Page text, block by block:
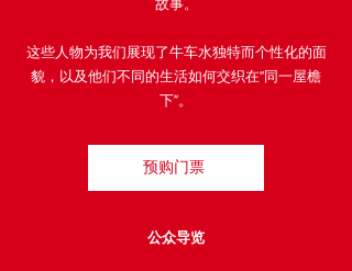
故事。
这些人物为我们展现了牛车水独特而个性化的面
貌，以及他们不同的生活如何交织在“同一屋檐
下”。
预购门票
公众导览